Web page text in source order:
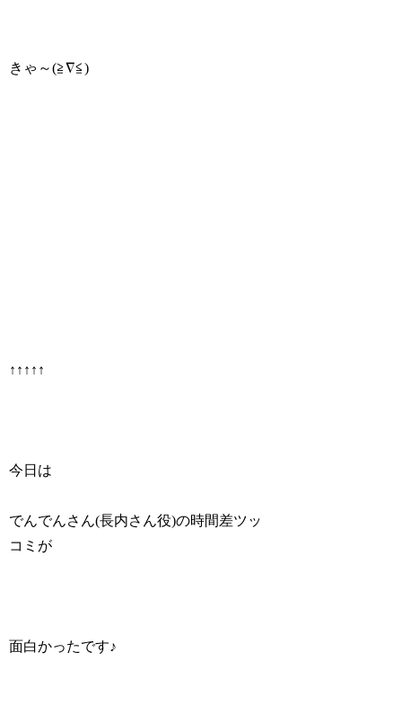
きゃ～(≧∇≦)
↑↑↑↑↑
今日は
でんでんさん(長内さん役)の時間差ツッ
コミが
面白かったです♪